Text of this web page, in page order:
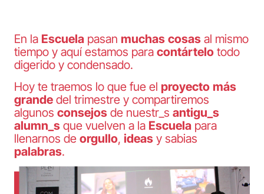
En la Escuela pasan muchas cosas al mismo
tiempo y aquí estamos para contártelo todo
digerido y condensado.
Hoy te traemos lo que fue el proyecto más
grande del trimestre y compartiremos
algunos consejos de nuestr_s antigu_s
alumn_s que vuelven a la Escuela para
llenarnos de orgullo, ideas y sabias
palabras.